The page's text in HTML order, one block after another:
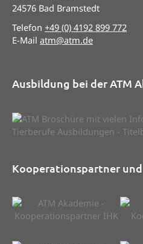
24576 Bad Bramstedt
Telefon +49 (0) 4192 899 772
E-Mail atm@atm.de
Ausbildung bei der ATM
Kooperationspartner